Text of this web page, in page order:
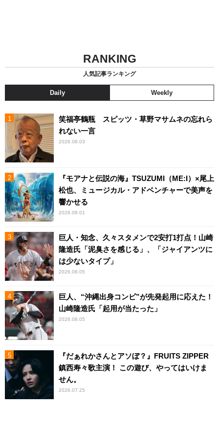
RANKING
人気記事ランキング
Daily Weekly
笑福亭鶴瓶 スピッツ・草野マサムネの忘れら
れない一言
2026.08.03
『モアナと伝説の海』TSUZUMI（ME:I）×尾上
松也、ミュージカル・アドベンチャーで美声を
響かせる
2026.08.01
巨人・知念、久々スタメンで2安打1打点！山崎
隆造氏「泥臭さを感じる」、「ジャイアンツに
は少ないタイプ」
2026.08.05
巨人、“沖縄出身コンビ”が先発起用に応えた！
山崎隆造氏「起用が当たった」
2026.08.05
『だぁれかさんとアソぼ？』FRUITS ZIPPER
鎮西寿々歌主演！ この遊び、やってはいけま
せん。
2026.07.25